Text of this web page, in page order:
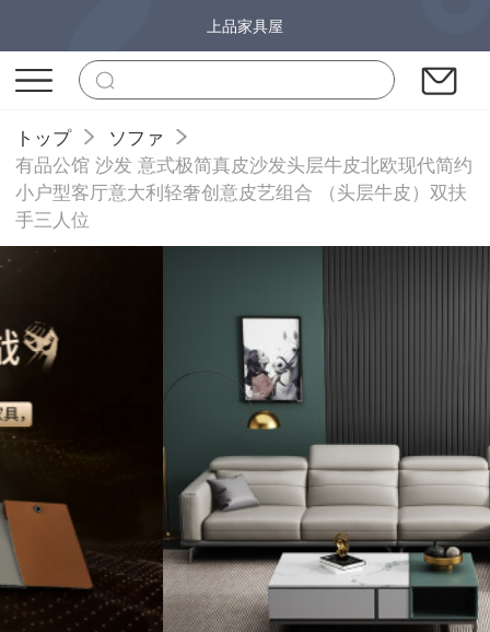
上品家具屋
トップ
ソファ
有品公馆 沙发 意式极简真皮沙发头层牛皮北欧现代简约
小户型客厅意大利轻奢创意皮艺组合 （头层牛皮）双扶
手三人位